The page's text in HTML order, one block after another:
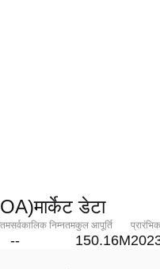
डेटा
सर्वकालिक निम्नतम
--
कुल आपूर्ति
150.16M